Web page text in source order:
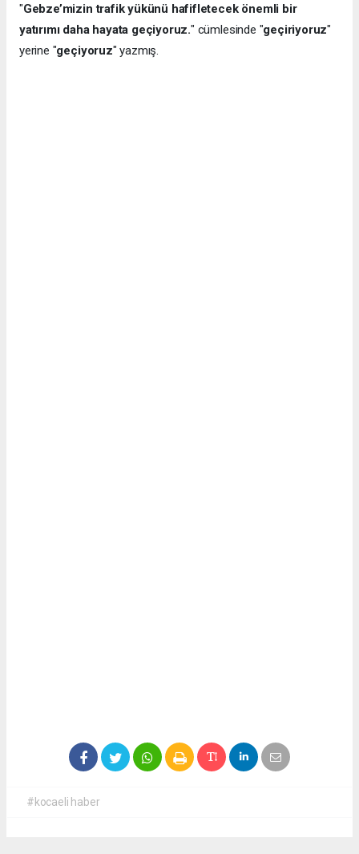
"Gebze’mizin trafik yükünü hafifletecek önemli bir
yatırımı daha hayata geçiyoruz." cümlesinde "geçiriyoruz"
yerine "geçiyoruz" yazmış.
#kocaeli haber